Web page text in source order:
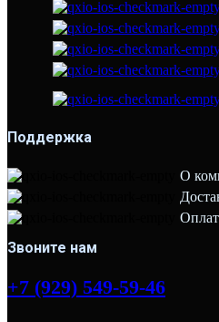
Поддержка
О
Звоните нам
+7 (929) 549-59-46